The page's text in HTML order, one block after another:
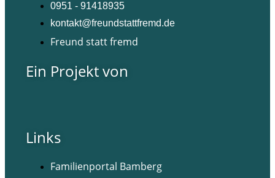
0951 - 91418935
kontakt@freundstattfremd.de
Freund statt fremd
Ein Projekt von
Links
Familienportal Bamberg